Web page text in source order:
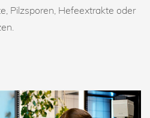
Pilzsporen, Hefeextrakte oder